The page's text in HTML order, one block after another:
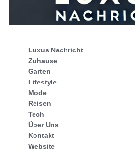
Luxus Nachricht
Zuhause
Garten
Lifestyle
Mode
Reisen
Tech
Über Uns
Kontakt
Website